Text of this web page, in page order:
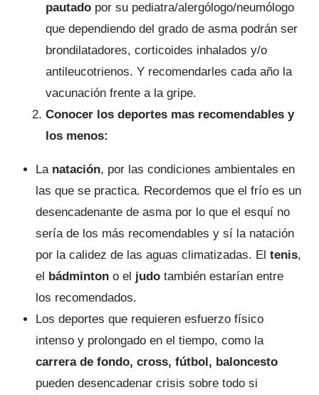
pautado por su pediatra/alergólogo/neumólogo
que dependiendo del grado de asma podrán ser
brondilatadores, corticoides inhalados y/o
antileucotrienos. Y recomendarles cada año la
vacunación frente a la gripe.
Conocer los deportes mas recomendables y
los menos:
La natación, por las condiciones ambientales en
las que se practica. Recordemos que el frío es un
desencadenante de asma por lo que el esquí no
sería de los más recomendables y sí la natación
por la calidez de las aguas climatizadas. El tenis,
el bádminton o el judotambién estarían entre
los recomendados.
Los deportes que requieren esfuerzo físico
intenso y prolongado en el tiempo, como la
carrera de fondo, cross, fútbol, baloncesto
pueden desencadenar crisis sobre todo si